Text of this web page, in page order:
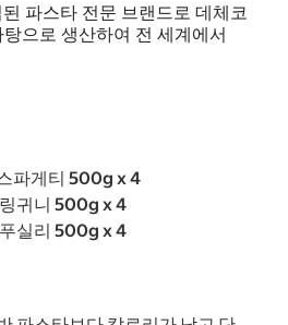
파스타 전문 브랜드로 데체코
으로 생산하여 전 세계에서
파게티 500g x 4
귀니 500g x 4
실리 500g x 4